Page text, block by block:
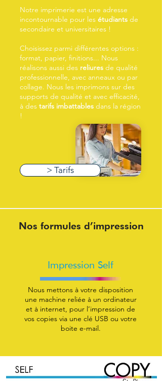
Notre imprimerie est une adresse
incontournable pour les étudiants de
secondaire et universitaires !
Choisissez parmi différentes options :
format, papier, finitions... Nous
réalisons aussi des reliures de qualité
professionnelle, avec anneaux ou par
collage. Nous les imprimons sur des
supports de qualité et avec efficacité,
à des tarifs imbattables dans la région
!
> Tarifs
Nos formules d’impression
Impression Self
Nous mettons à votre disposition
une machine reliée à un ordinateur
et à internet, pour l’impression de
vos copies via une clé USB ou votre
boite e-mail.